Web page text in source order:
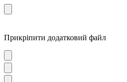
Прикріпити додатковий файл